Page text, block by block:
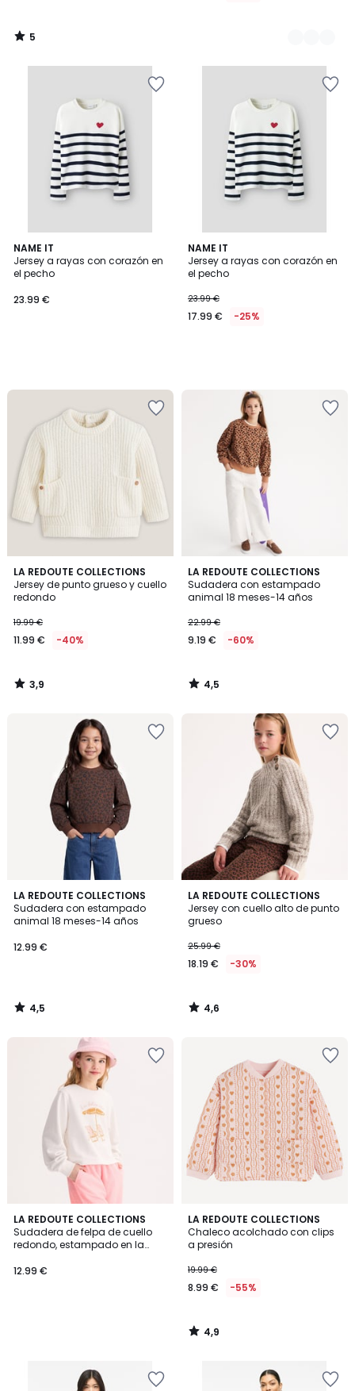
5
/
NAME IT
Jersey a rayas con corazón en
el pecho
23.99 €
NAME IT
Jersey a rayas con corazón en
el pecho
23.99 €
17.99 € -25%
LA REDOUTE COLLECTIONS
Jersey de punto grueso y cuello
redondo
19.99 €
11.99 € -40%
3,9
/ 5
3,9
/
LA REDOUTE COLLECTIONS
Sudadera con estampado
animal 18 meses-14 años
22.99 €
9.19 € -60%
4,5
/ 5
4,5
/
LA REDOUTE COLLECTIONS
Sudadera con estampado
animal 18 meses-14 años
12.99 €
4,5
/ 5
4,5
/
LA REDOUTE COLLECTIONS
Jersey con cuello alto de punto
grueso
25.99 €
18.19 € -30%
4,6
/ 5
4,6
/
LA REDOUTE COLLECTIONS
Sudadera de felpa de cuello
redondo, estampado en la
12.99 €
LA REDOUTE COLLECTIONS
Chaleco acolchado con clips
a presión
19.99 €
8.99 € -55%
4,9
/ 5
4,9
/